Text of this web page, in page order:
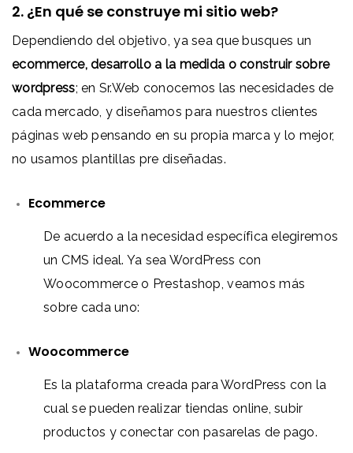
2. ¿En qué se construye mi sitio web?
Dependiendo del objetivo, ya sea que busques un
ecommerce, desarrollo a la medida o construir sobre
wordpress; en Sr.Web conocemos las necesidades de
cada mercado, y diseñamos para nuestros clientes
páginas web pensando en su propia marca y lo mejor,
no usamos plantillas pre diseñadas.
Ecommerce
De acuerdo a la necesidad específica elegiremos
un CMS ideal. Ya sea WordPress con
Woocommerce o Prestashop, veamos más
sobre cada uno:
Woocommerce
Es la plataforma creada para WordPress con la
cual se pueden realizar tiendas online, subir
productos y conectar con pasarelas de pago.